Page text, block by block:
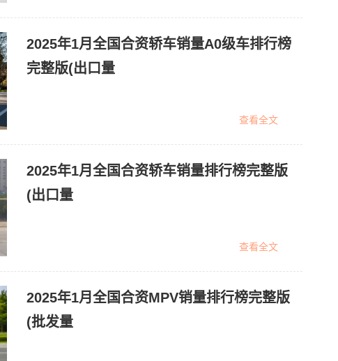
2025年1月全国合资轿车销量A0级车排行榜
完整版(出口量
查看全文
2025年1月全国合资轿车销量排行榜完整版
(出口量
查看全文
2025年1月全国合资MPV销量排行榜完整版
(批发量